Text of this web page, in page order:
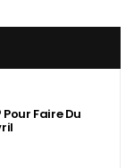
Pour Faire Du